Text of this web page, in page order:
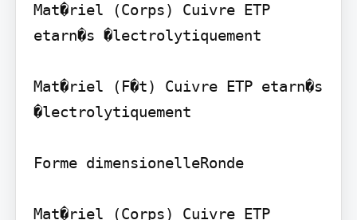
Mat�riel (Corps) Cuivre ETP
etarn�s �lectrolytiquement
Mat�riel (F�t) Cuivre ETP etarn�s
�lectrolytiquement
Forme dimensionelleRonde
Mat�riel (Corps) Cuivre ETP